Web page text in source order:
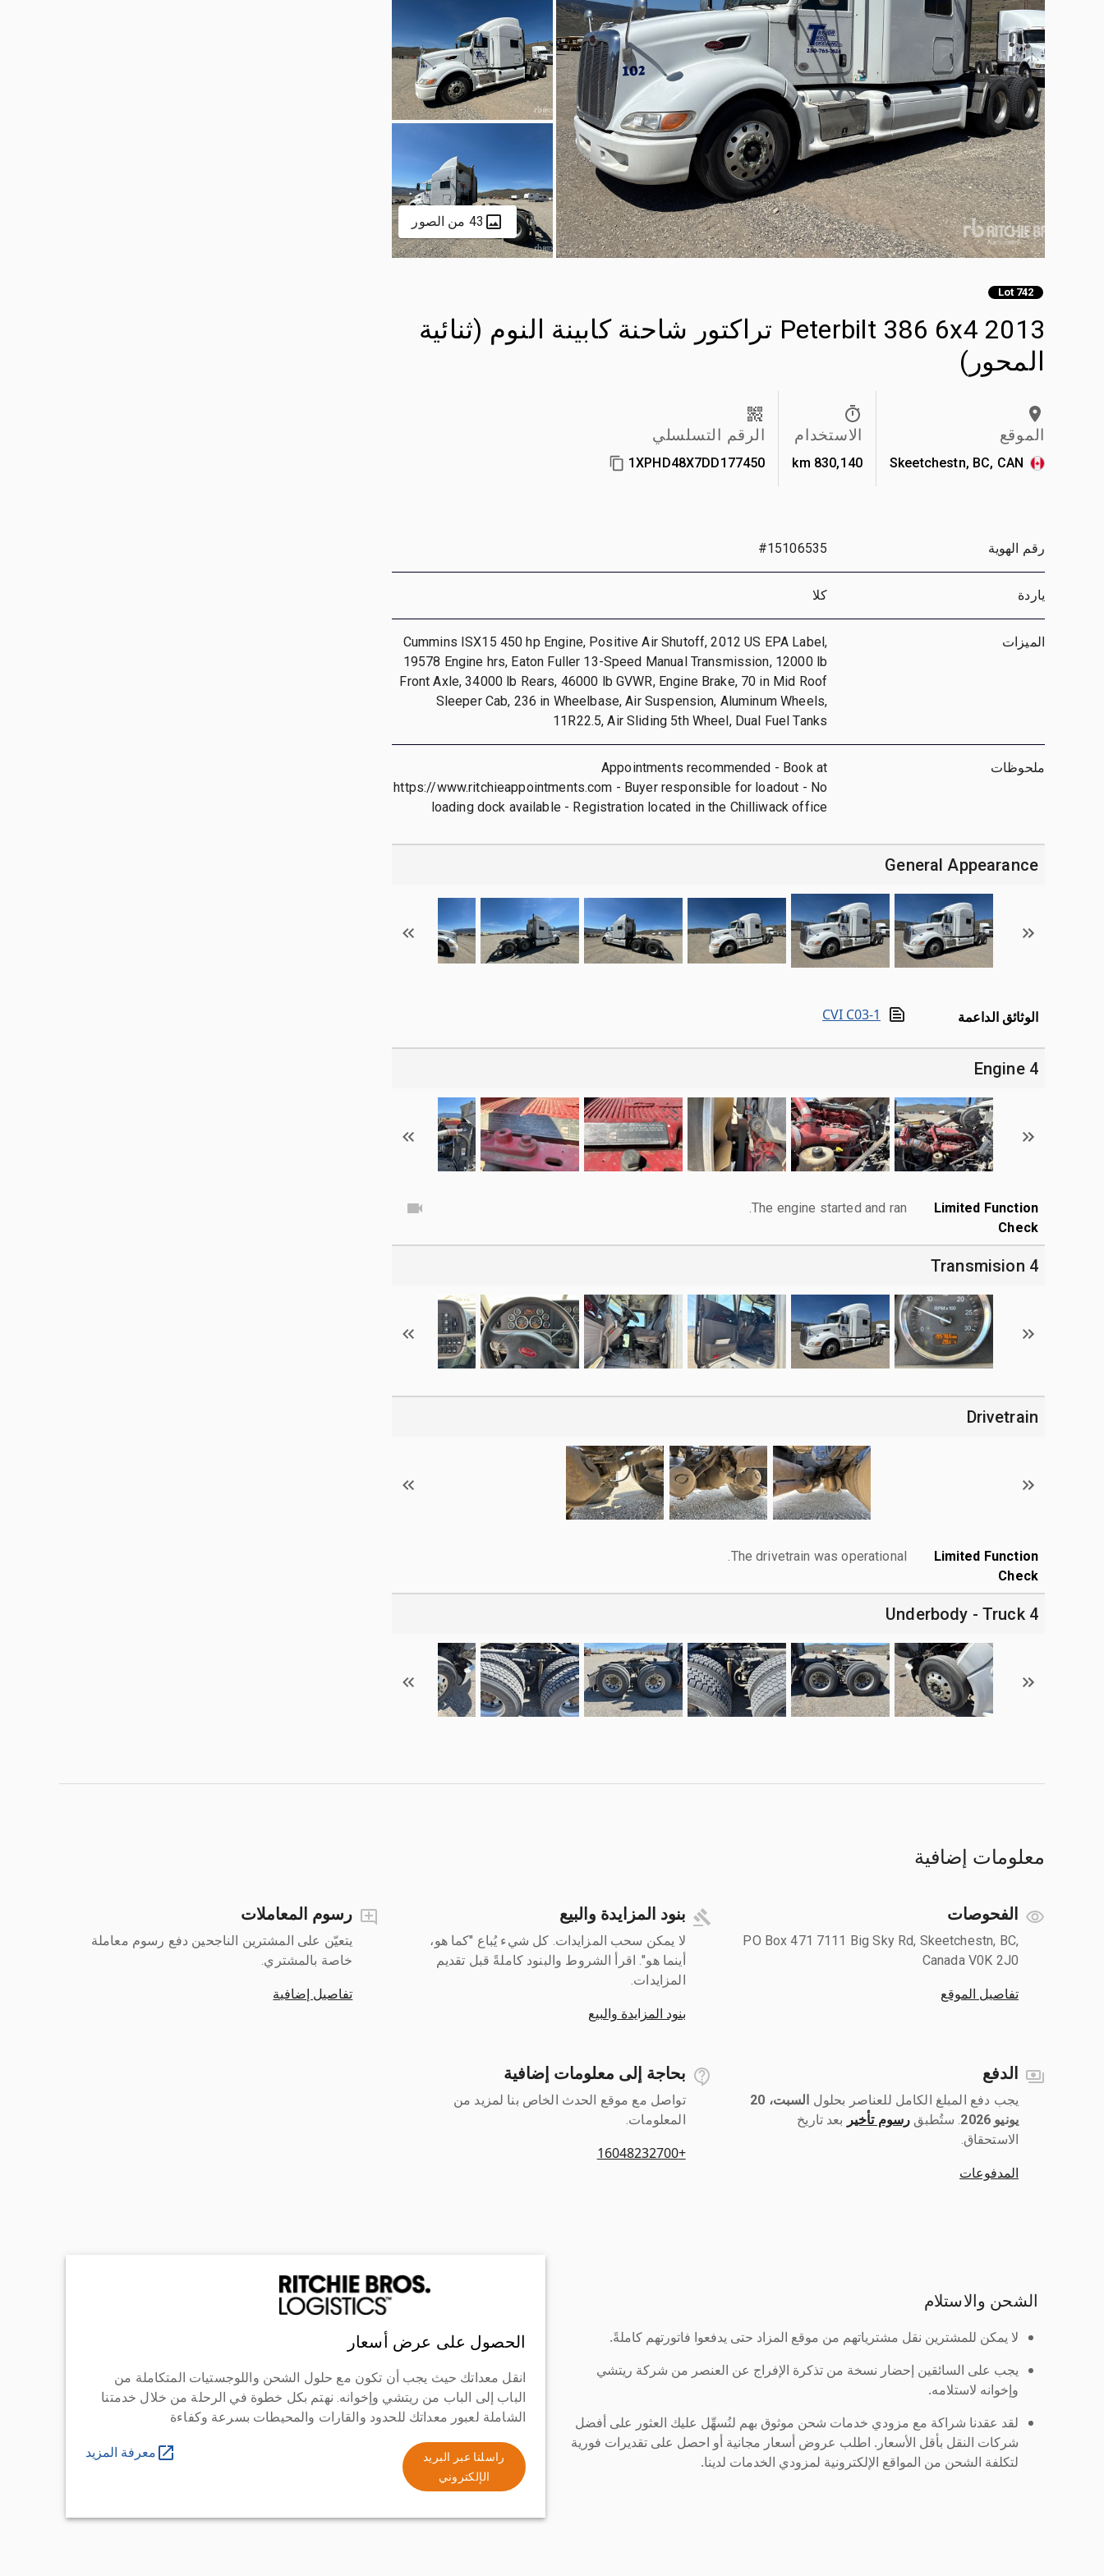
43 من الصور
Lot 742
2013 Peterbilt 386 6x4 تراكتور شاحنة كابينة النوم (ثنائية
المحور)
الموقع
Skeetchestn, BC, CAN
الاستخدام
830,140 km
الرقم التسلسلي
1XPHD48X7DD177450
رقم الهوية #15106535
ياردة كلا
الميزات
Cummins ISX15 450 hp Engine, Positive Air Shutoff, 2012 US EPA Label,
19578 Engine hrs, Eaton Fuller 13-Speed Manual Transmission, 12000 lb
Front Axle, 34000 lb Rears, 46000 lb GVWR, Engine Brake, 70 in Mid Roof
Sleeper Cab, 236 in Wheelbase, Air Suspension, Aluminum Wheels,
11R22.5, Air Sliding 5th Wheel, Dual Fuel Tanks
ملحوظات
Appointments recommended - Book at
https://www.ritchieappointments.com - Buyer responsible for loadout - No
loading dock available - Registration located in the Chilliwack office
General Appearance
الوثائق الداعمة CVI C03-1
4 Engine
Limited Function
Check
The engine started and ran.
4 Transmision
Drivetrain
Limited Function
Check
The drivetrain was operational.
4 Underbody - Truck
معلومات إضافية
الفحوصات
PO Box 471 7111 Big Sky Rd, Skeetchestn, BC,
Canada V0K 2J0
تفاصيل الموقع
بنود المزايدة والبيع
لا يمكن سحب المزايدات. كل شيء يُباع "كما هو،
أينما هو". اقرأ الشروط والبنود كاملةً قبل تقديم
المزايدات.
بنود المزايدة والبيع
رسوم المعاملات
يتعيّن على المشترين الناجحين دفع رسوم معاملة
خاصة بالمشتري.
تفاصيل إضافية
الدفع
يجب دفع المبلغ الكامل للعناصر بحلول ‎
السبت، 20
يونيو 2026
رسوم تأخير بعد تاريخ
الاستحقاق.
المدفوعات
بحاجة إلى معلومات إضافية
تواصل مع موقع الحدث الخاص بنا لمزيد من
المعلومات.
+16048232700
الشحن والاستلام
لا يمكن للمشترين نقل مشترياتهم من موقع المزاد حتى يدفعوا فاتورتهم كاملةً.
يجب على السائقين إحضار نسخة من تذكرة الإفراج عن العنصر من شركة ريتشي
وإخوانه لاستلامه.
لقد عقدنا شراكة مع مزودي خدمات شحن موثوق بهم لنُسهِّل عليك العثور على أفضل
شركات النقل بأقل الأسعار. اطلب عروض أسعار مجانية أو احصل على تقديرات فورية
لتكلفة الشحن من المواقع الإلكترونية لمزودي الخدمات لدينا.
الحصول على عرض أسعار
انقل معداتك حيث يجب أن تكون مع حلول الشحن واللوجستيات المتكاملة من
الباب إلى الباب من ريتشي وإخوانه. نهتم بكل خطوة في الرحلة من خلال خدمتنا
الشاملة لعبور معداتك للحدود والقارات والمحيطات بسرعة وكفاءة
راسلنا عبر البريد
الإلكتروني
معرفة المزيد